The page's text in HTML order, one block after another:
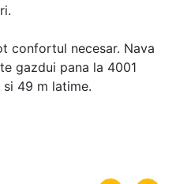
confortul necesar. Nava
gazdui pana la 4001
si 49 m latime.